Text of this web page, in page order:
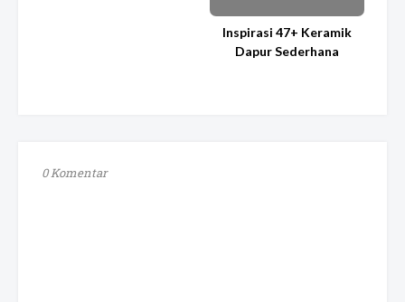
Inspirasi 47+ Keramik
Dapur Sederhana
0 Komentar